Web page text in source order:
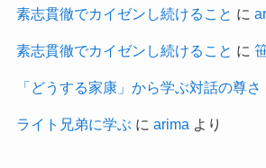
素志貫徹でカイゼンし続けること に
素志貫徹でカイゼンし続けること に
「どうする家康」から学ぶ対話の尊さ
ライト兄弟に学ぶ に arima より